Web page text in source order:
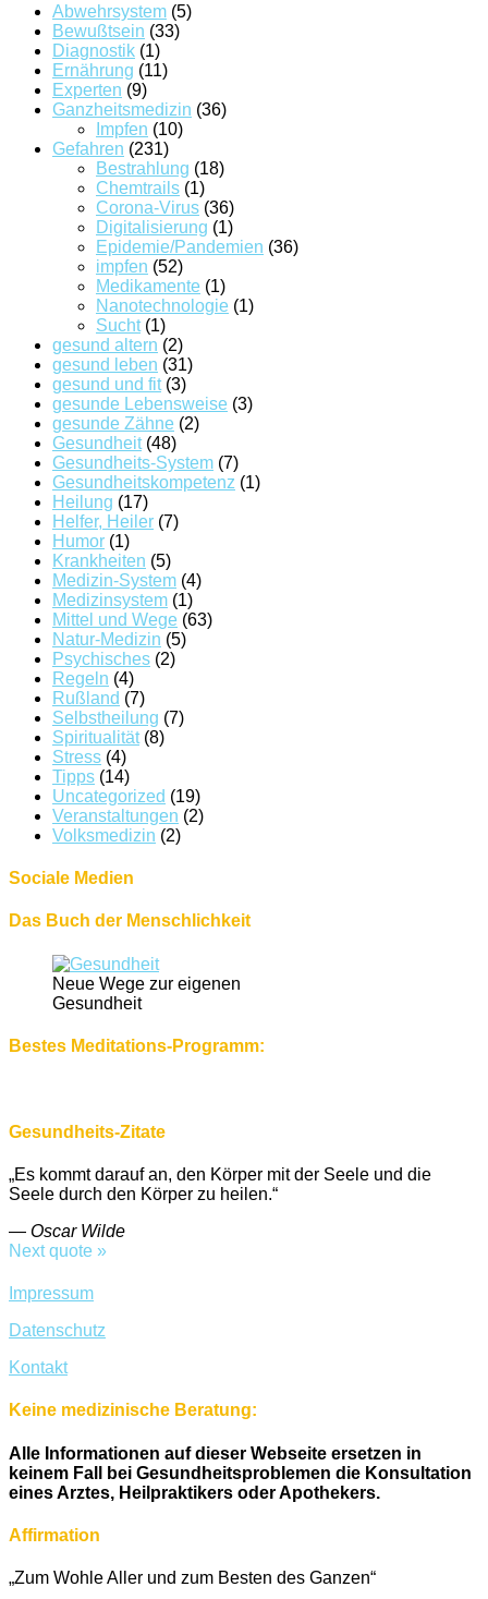
Abwehrsystem (5)
Bewußtsein (33)
Diagnostik (1)
Ernährung (11)
Experten (9)
Ganzheitsmedizin (36)
Impfen (10)
Gefahren (231)
Bestrahlung (18)
Chemtrails (1)
Corona-Virus (36)
Digitalisierung (1)
Epidemie/Pandemien (36)
impfen (52)
Medikamente (1)
Nanotechnologie (1)
Sucht(1)
gesund altern (2)
gesund leben (31)
gesund und fit(3)
gesunde Lebensweise (3)
gesunde Zähne (2)
Gesundheit(48)
Gesundheits-System (7)
Gesundheitskompetenz (1)
Heilung (17)
Helfer, Heiler (7)
Humor (1)
Krankheiten (5)
Medizin-System (4)
Medizinsystem (1)
Mittel und Wege (63)
Natur-Medizin (5)
Psychisches (2)
Regeln (4)
Rußland (7)
Selbstheilung (7)
Spiritualität(8)
Stress (4)
Tipps (14)
Uncategorized (19)
Veranstaltungen (2)
Volksmedizin (2)
Sociale Medien
Das Buch der Menschlichkeit
Neue Wege zur eigenen
Gesundheit
Bestes Meditations-Programm:
Gesundheits-Zitate
„Es kommt darauf an, den Körper mit der Seele und die
Seele durch den Körper zu heilen.“
— Oscar Wilde
Next quote »
Impressum
Datenschutz
Kontakt
Keine medizinische Beratung:
Alle Informationen auf dieser Webseite ersetzen in
keinem Fall bei Gesundheitsproblemen die Konsultation
eines Arztes, Heilpraktikers oder Apothekers.
Affirmation
„Zum Wohle Aller und zum Besten des Ganzen“